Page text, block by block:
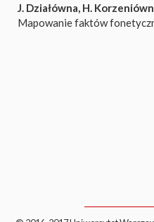
J. Działówna H.
Mapowanie faktów